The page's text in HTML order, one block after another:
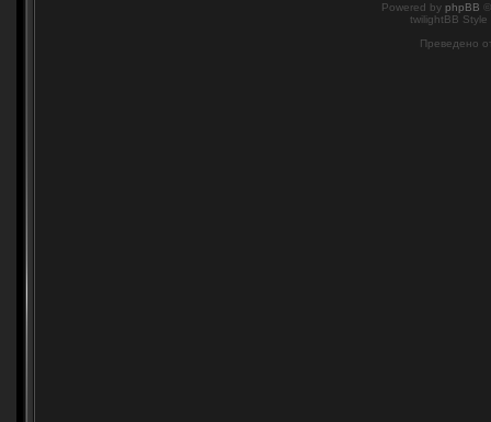
Powered by phpBB
twilightBB
Преведено